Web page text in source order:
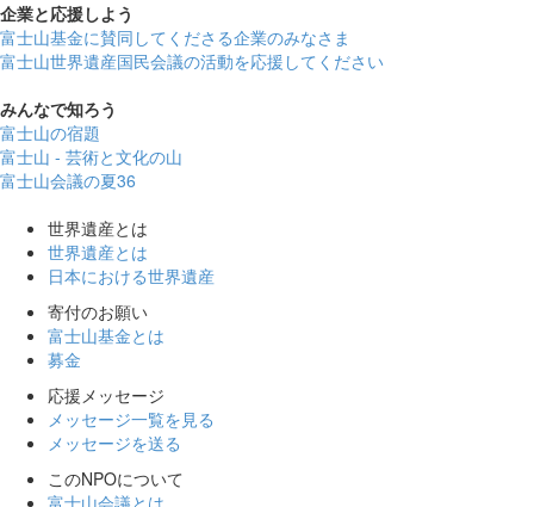
企業と応援しよう
富士山基金に賛同してくださる企業のみなさま
富士山世界遺産国民会議の活動を応援してください
みんなで知ろう
富士山の宿題
富士山 - 芸術と文化の山
富士山会議の夏36
世界遺産とは
世界遺産とは
日本における世界遺産
寄付のお願い
富士山基金とは
募金
応援メッセージ
メッセージ一覧を見る
メッセージを送る
このNPOについて
富士山会議とは